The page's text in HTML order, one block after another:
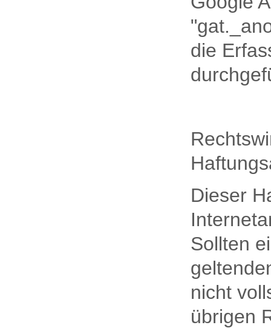
die
Dieser
Sollten
nicht
übrigen